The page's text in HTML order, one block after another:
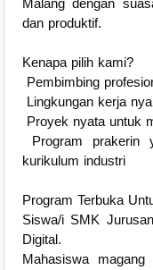
Malang dengan
dan produktif.
Kenapa pilih kami?
Pembimbing
Lingkungan kerja
Proyek nyata untuk
Program prakerin
kurikulum industri
Program Terbuka
Siswa/i SMK
Digital.
Mahasiswa